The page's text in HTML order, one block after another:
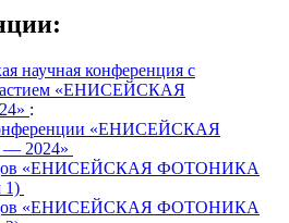
научная конференция с
«ЕНИСЕЙСКАЯ
:
«ЕНИСЕЙСКАЯ
2024»
«ЕНИСЕЙСКАЯ ФОТОНИКА
1)
«ЕНИСЕЙСКАЯ ФОТОНИКА